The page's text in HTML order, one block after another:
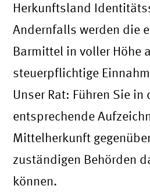
Herkunftsland
Andernfalls werden die
Barmittel in voller Höhe
steuerpflichtige
Unser Rat: Führen Sie in
entsprechende
Mittelherkunft
zuständigen Behörden
können.